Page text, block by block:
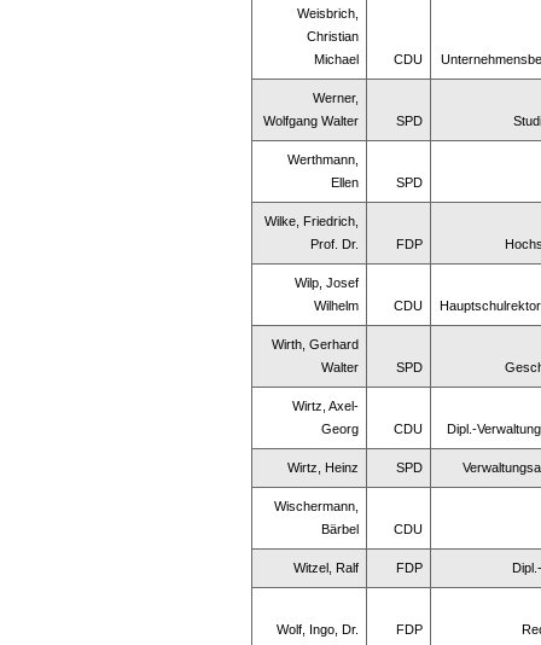
Weisbrich,
Christian
Michael
CDU
Werner,
Wolfgang Walter
SPD
Werthmann,
Ellen
SPD
Wilke, Friedrich,
Prof. Dr.
FDP
Wilp, Josef
Wilhelm
CDU
Wirth, Gerhard
Walter
SPD
Wirtz, Axel-
Georg
CDU Dipl.-
Wirtz, Heinz SPD
Wischermann,
Bärbel
CDU
Witzel, Ralf FDP
Wolf, Ingo, Dr. FDP